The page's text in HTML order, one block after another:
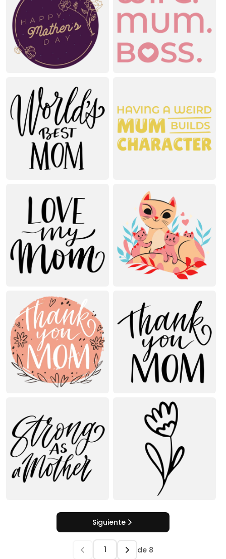
Siguiente
de 8